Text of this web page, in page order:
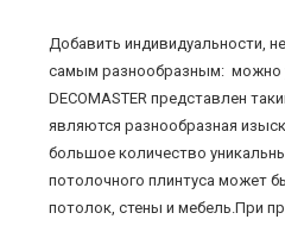
Добавить индивидуальности,
самым разнообразным: можно
DECOMASTER представлен
являются разнообразная
большое количество
потолочного плинтуса может
потолок, стены и мебель.При